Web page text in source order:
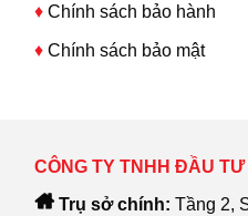
♦ Chính sách bảo hành
♦ Chính sách bảo mật
CÔNG TY TNHH ĐẦU
Trụ sở chính: Tầng 2,